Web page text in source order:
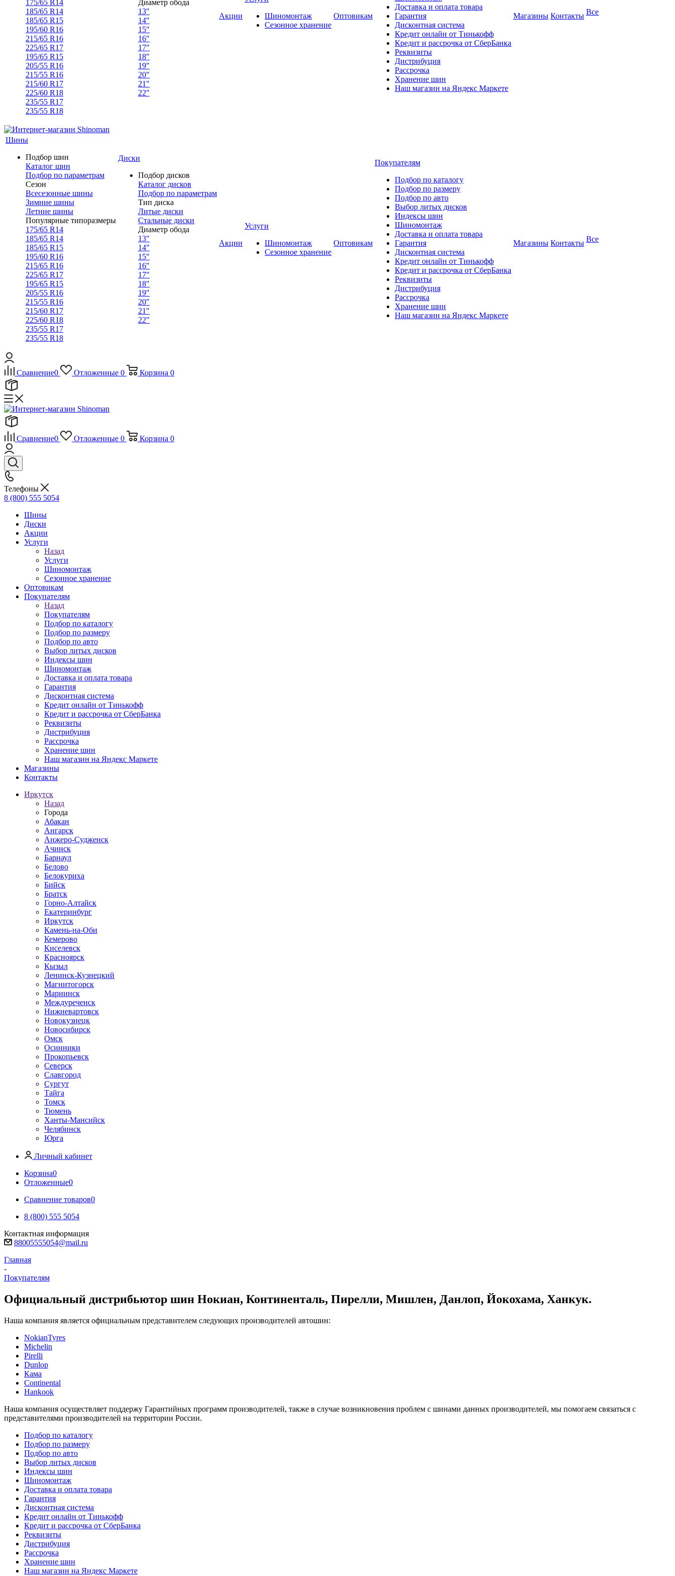
175/65 R14
185/65 R14
185/65 R15
195/60 R16
215/65 R16
225/65 R17
195/65 R15
205/55 R16
215/55 R16
215/60 R17
225/60 R18
235/55 R17
235/55 R18
Диаметр обода
13"
14"
15"
16"
17"
18"
19"
20"
21"
22"
Акции
Шиномонтаж
Сезонное хранение
Оптовикам
Доставка и оплата товара
Гарантия
Дисконтная система
Кредит онлайн от Тинькофф
Кредит и рассрочка от СберБанка
Реквизиты
Дистрибуция
Рассрочка
Хранение шин
Наш магазин на Яндекс Маркете
Магазины Контакты Все
Шины
Подбор шин
Каталог шин
Подбор по параметрам
Сезон
Всесезонные шины
Зимние шины
Летние шины
Популярные типоразмеры
175/65 R14
185/65 R14
185/65 R15
195/60 R16
215/65 R16
225/65 R17
195/65 R15
205/55 R16
215/55 R16
215/60 R17
225/60 R18
235/55 R17
235/55 R18
Диски
Подбор дисков
Каталог дисков
Подбор по параметрам
Тип диска
Литые диски
Стальные диски
Диаметр обода
13"
14"
15"
16"
17"
18"
19"
20"
21"
22"
Акции
Услуги
Шиномонтаж
Сезонное хранение
Оптовикам
Покупателям
Подбор по каталогу
Подбор по размеру
Подбор по авто
Выбор литых дисков
Индексы шин
Шиномонтаж
Доставка и оплата товара
Гарантия
Дисконтная система
Кредит онлайн от Тинькофф
Кредит и рассрочка от СберБанка
Реквизиты
Дистрибуция
Рассрочка
Хранение шин
Наш магазин на Яндекс Маркете
Магазины Контакты Все
Сравнение0 Отложенные 0 Корзина 0
Сравнение0 Отложенные 0 Корзина 0
Телефоны
8 (800) 555 5054
Шины
Диски
Акции
Услуги
Назад
Услуги
Шиномонтаж
Сезонное хранение
Оптовикам
Покупателям
Назад
Покупателям
Подбор по каталогу
Подбор по размеру
Подбор по авто
Выбор литых дисков
Индексы шин
Шиномонтаж
Доставка и оплата товара
Гарантия
Дисконтная система
Кредит онлайн от Тинькофф
Кредит и рассрочка от СберБанка
Реквизиты
Дистрибуция
Рассрочка
Хранение шин
Наш магазин на Яндекс Маркете
Магазины
Контакты
Иркутск
Назад
Города
Абакан
Ангарск
Анжеро-Судженск
Ачинск
Барнаул
Белово
Белокуриха
Бийск
Братск
Горно-Алтайск
Екатеринбург
Иркутск
Камень-на-Оби
Кемерово
Киселевск
Красноярск
Кызыл
Ленинск-Кузнецкий
Магнитогорск
Мариинск
Междуреченск
Нижневартовск
Новокузнецк
Новосибирск
Омск
Осинники
Прокопьевск
Северск
Славгород
Сургут
Тайга
Томск
Тюмень
Ханты-Мансийск
Челябинск
Юрга
Личный кабинет
Корзина0
Отложенные0
Сравнение товаров0
8 (800) 555 5054
Контактная информация
88005555054@mail.ru
Главная
-
Покупателям
Официальный дистрибьютор шин Нокиан, Континенталь, Пирелли, Мишлен, Данлоп, Йокохама, Ханкук.
Наша компания является официальным представителем следующих производителей автошин:
NokianTyres
Michelin
Pirelli
Dunlop
Кама
Continental
Hankook
Наша компания осуществляет поддержу Гарантийных программ производителей, также в случае возникновения проблем с шинами данных производителей, мы помогаем связаться с
представителями производителей на территории России.
Подбор по каталогу
Подбор по размеру
Подбор по авто
Выбор литых дисков
Индексы шин
Шиномонтаж
Доставка и оплата товара
Гарантия
Дисконтная система
Кредит онлайн от Тинькофф
Кредит и рассрочка от СберБанка
Реквизиты
Дистрибуция
Рассрочка
Хранение шин
Наш магазин на Яндекс Маркете